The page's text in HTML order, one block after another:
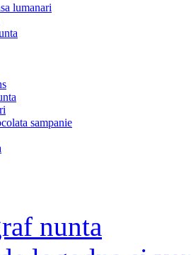
lumanari
sampanie
nunta